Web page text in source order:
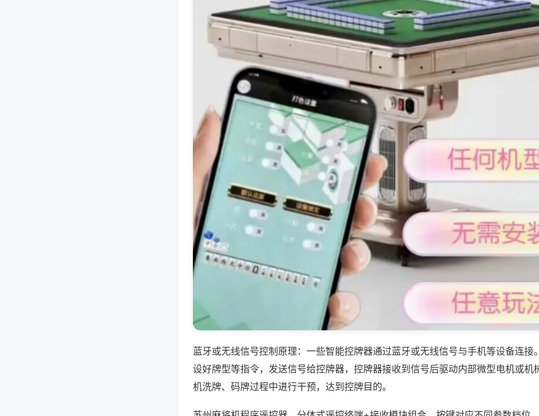
蓝牙或无线信号控制原理：一些智能控牌器通过蓝牙或无线信号与手机等设备连接
设好牌型等指令，发送信号给控牌器，控牌器接收到信号后驱动内部微型电机或机
机洗牌、码牌过程中进行干预，达到控牌目的。